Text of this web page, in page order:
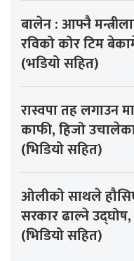
बालेन : आफ्नै
रविको कोर टिम
(भडियो सहित)
रास्वपा तह लगाउन
काफी, हिजो
(भिडियो सहित)
ओलीको साथले
सरकार ढाल्ने
(भिडियो सहित)